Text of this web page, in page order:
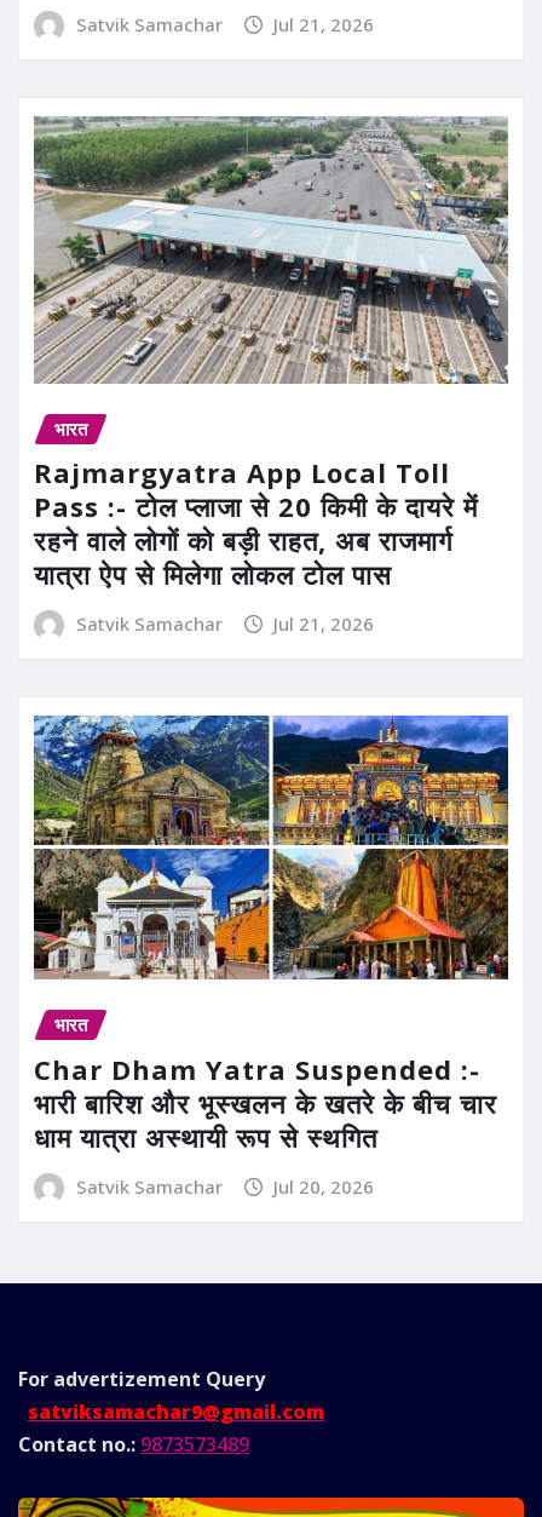
Satvik Samachar Jul 21, 2026
भारत
Rajmargyatra App Local Toll
Pass :- टोल प्लाजा से 20 किमी के दायरे में
रहने वाले लोगों को बड़ी राहत, अब राजमार्ग
यात्रा ऐप से मिलेगा लोकल टोल पास
Satvik Samachar Jul 21, 2026
भारत
Char Dham Yatra Suspended :-
भारी बारिश और भूस्खलन के खतरे के बीच चार
धाम यात्रा अस्थायी रूप से स्थगित
Satvik Samachar Jul 20, 2026
For advertizement Query
satviksamachar9@gmail.com
Contact no.: 9873573489